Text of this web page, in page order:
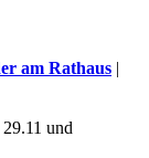
am Rathaus |
und